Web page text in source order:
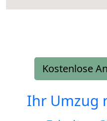
Kostenlose
Ihr Umzug